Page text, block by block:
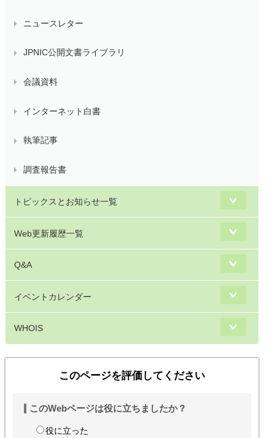
ニュースレター
JPNIC公開文書ライブラリ
会議資料
インターネット白書
執筆記事
調査報告書
トピックスとお知らせ一覧
Web更新履歴一覧
Q&A
イベントカレンダー
WHOIS
このページを評価してください
このWebページは役に立ちましたか？
役に立った